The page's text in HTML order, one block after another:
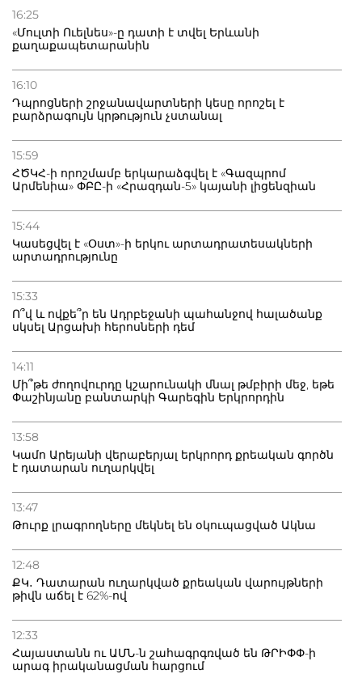
16:25
«Մուլտի Ուելնես»-ը դատի է տվել Երևանի
քաղաքապետարանին
16:10
Դպրոցների շրջանավարտների կեսը որոշել է
բարձրագույն կրթություն չստանալ
15:59
ՀԾԿՀ-ի որոշմամբ երկարաձգվել է «Գազպրոմ
Արմենիա» ՓԲԸ-ի «Հրազդան-5» կայանի լիցենզիան
15:44
Կասեցվել է «Օստ»-ի երկու արտադրատեսակների
արտադրությունը
15:33
Ո՞վ և ովքե՞ր են Ադրբեջանի պահանջով հալածանք
սկսել Արցախի հերոսների դեմ
14:11
Մի՞թե ժողովուրդը կշարունակի մնալ թմբիրի մեջ, եթե
Փաշինյանը բանտարկի Գարեգին Երկրորդին
13:58
Կամո Արեյանի վերաբերյալ երկրորդ քրեական գործն
է դատարան ուղարկվել
13:47
Թուրք լրագրողները մեկնել են օկուպացված Ակնա
12:48
ՔԿ․ Դատարան ուղարկված քրեական վարույթների
թիվն աճել է 62%-ով
12:33
Հայաստանն ու ԱՄՆ-ն շահագրգռված են ԹՐԻՓՓ-ի
արագ իրականացման հարցում
Բաքվի բանտից գեներալ Մանուկյանը դիմել է
Փաշինյանին